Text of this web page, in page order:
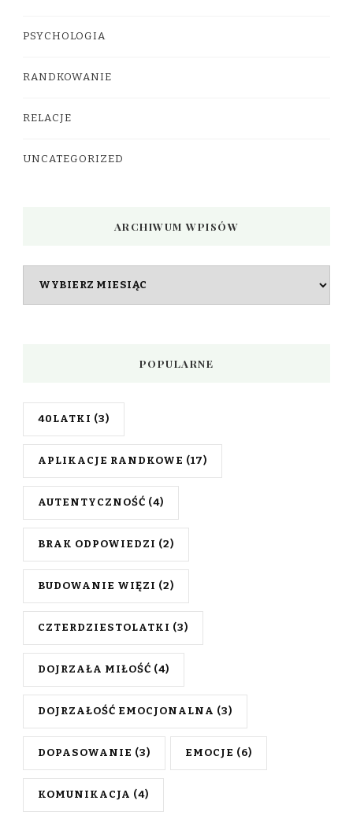
PSYCHOLOGIA
RANDKOWANIE
RELACJE
UNCATEGORIZED
ARCHIWUM WPISÓW
POPULARNE
40LATKI (3)
APLIKACJE RANDKOWE (17)
AUTENTYCZNOŚĆ (4)
BRAK ODPOWIEDZI (2)
BUDOWANIE WIĘZI (2)
CZTERDZIESTOLATKI (3)
DOJRZAŁA MIŁOŚĆ (4)
DOJRZAŁOŚĆ EMOCJONALNA (3)
DOPASOWANIE (3) EMOCJE (6)
KOMUNIKACJA (4)